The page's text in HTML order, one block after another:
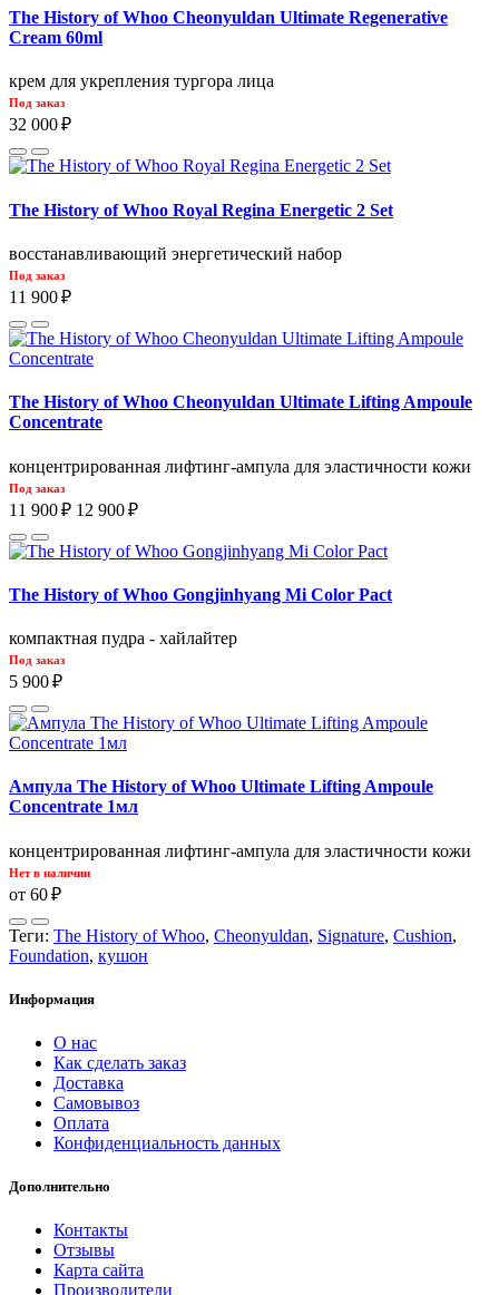
The History of Whoo Cheonyuldan Ultimate Regenerative
Cream 60ml
крем для укрепления тургора лица
Под заказ
32 000 ₽
The History of Whoo Royal Regina Energetic 2 Set
восстанавливающий энергетический набор
Под заказ
11 900 ₽
The History of Whoo Cheonyuldan Ultimate Lifting Ampoule
Concentrate
концентрированная лифтинг-ампула для эластичности кожи
Под заказ
11 900 ₽ 12 900 ₽
The History of Whoo Gongjinhyang Mi Color Pact
компактная пудра - хайлайтер
Под заказ
5 900 ₽
Ампула The History of Whoo Ultimate Lifting Ampoule
Concentrate 1мл
концентрированная лифтинг-ампула для эластичности кожи
Нет в наличии
от 60 ₽
Теги: The History of Whoo, Cheonyuldan, Signature, Cushion,
Foundation, кушон
Информация
О нас
Как сделать заказ
Доставка
Самовывоз
Оплата
Конфиденциальность данных
Дополнительно
Контакты
Отзывы
Карта сайта
Производители